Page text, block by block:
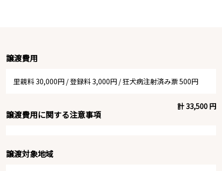
譲渡費用
里親料 30,000円 /登録料 3,000円 / 狂犬病注射済み票 500円
計 33,500 円
譲渡費用に関する注意事項
譲渡対象地域